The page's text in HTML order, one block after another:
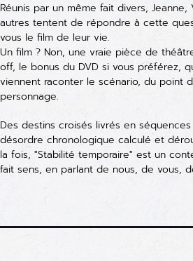
Réunis par un même fait divers, Jeanne,
autres tentent de répondre à cette
vous le film de leur vie.
Un film ? Non, une vraie pièce de
off, le bonus du DVD si vous préférez,
viennent raconter le scénario, du point
personnage.
Des destins croisés livrés en
désordre chronologique calculé et
la fois, "Stabilité temporaire" est un
fait sens, en parlant de nous, de vous,